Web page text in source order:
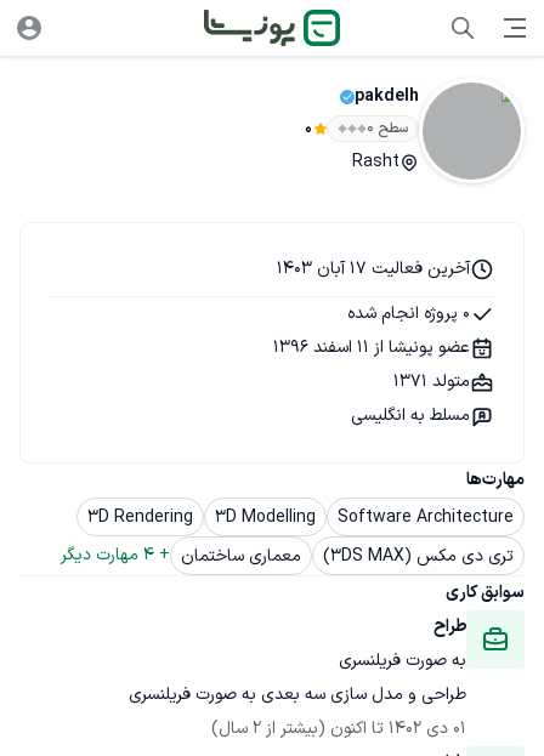
pakdelh
سطح ۰ 0
Rasht
مهارت‌ها
Software Architecture
3D Modelling
3D Rendering
تری دی مکس (3DS MAX)
معماری ساختمان +
4 مهارت دیگر
سوابق کاری
طراح
به صورت فریلنسری
طراحی و مدل سازی سه بعدی به صورت فریلنسری
01 دی 1402
تا اکنون (بیشتر از 2 سال)
آخرین فعالیت 17 آبان 1403
0 پروژه انجام شده
عضو پونیشا از 11 اسفند 1396
متولد 1371
مسلط به انگلیسی